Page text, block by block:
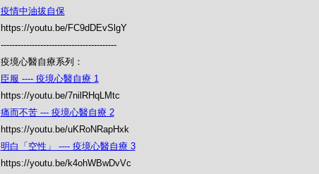
疫情中油拔自保
https://youtu.be/FC9dDEvSlgY
-----------------------------------------
疫境心醫自療系列：
臣服 ---- 疫境心醫自療 1
https://youtu.be/7nilRHqLMtc
痛而不苦 --- 疫境心醫自療 2
https://youtu.be/uKRoNRapHxk
明白「空性」 ---- 疫境心醫自療 3
https://youtu.be/k4ohWBwDvVc